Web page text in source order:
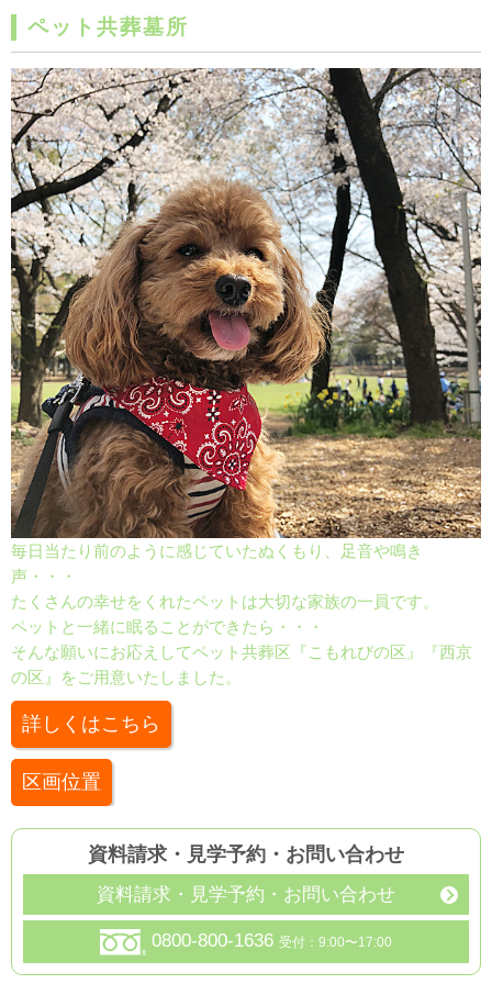
ペット共葬墓所
毎日当たり前のように感じていたぬくもり、足音や鳴き
声・・・
たくさんの幸せをくれたペットは大切な家族の一員です。
ペットと一緒に眠ることができたら・・・
そんな願いにお応えしてペット共葬区『こもれびの区』『西京
の区』をご用意いたしました。
詳しくはこちら
区画位置
資料請求・見学予約 ・ お問い合わせ
資料請求・見学予約・お問い合わせ
0800-800-1636 受付：9:00〜17:00